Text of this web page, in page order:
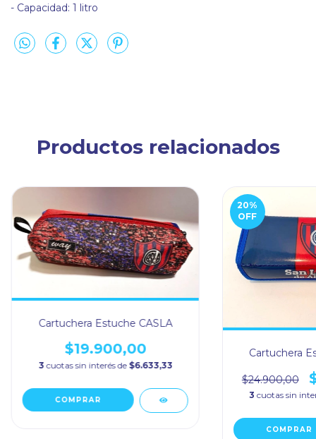
- Capacidad: 1 litro
Productos relacionados
Cartuchera Estuche CASLA
$19.900,00
3 cuotas sin interés de $6.633,33
20%
OFF
Cartuchera
$24.900,00
3 cuotas sin